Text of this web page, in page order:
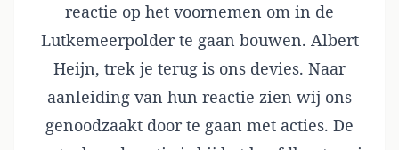
reactie op het voornemen om in de
Lutkemeerpolder te gaan bouwen. Albert
Heijn, trek je terug is ons devies. Naar
aanleiding van hun reactie zien wij ons
genoodzaakt door te gaan met acties. De